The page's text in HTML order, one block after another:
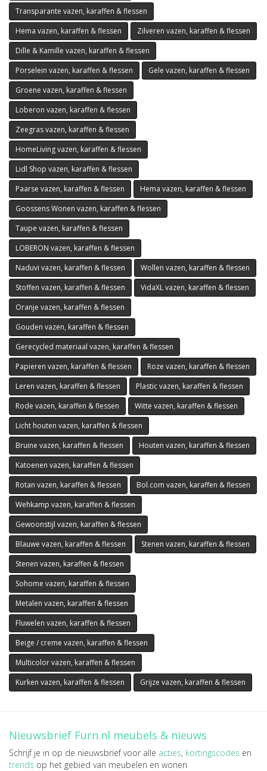
Transparante vazen, karaffen & flessen
Hema vazen, karaffen & flessen
Zilveren vazen, karaffen & flessen
Dille & Kamille vazen, karaffen & flessen
Porselein vazen, karaffen & flessen
Gele vazen, karaffen & flessen
Groene vazen, karaffen & flessen
Loberon vazen, karaffen & flessen
Zeegras vazen, karaffen & flessen
HomeLiving vazen, karaffen & flessen
Lidl Shop vazen, karaffen & flessen
Paarse vazen, karaffen & flessen
Hema vazen, karaffen & flessen
Goossens Wonen vazen, karaffen & flessen
Taupe vazen, karaffen & flessen
LOBERON vazen, karaffen & flessen
Naduvi vazen, karaffen & flessen
Wollen vazen, karaffen & flessen
Stoffen vazen, karaffen & flessen
VidaXL vazen, karaffen & flessen
Oranje vazen, karaffen & flessen
Gouden vazen, karaffen & flessen
Gerecycled materiaal vazen, karaffen & flessen
Papieren vazen, karaffen & flessen
Roze vazen, karaffen & flessen
Leren vazen, karaffen & flessen
Plastic vazen, karaffen & flessen
Rode vazen, karaffen & flessen
Witte vazen, karaffen & flessen
Licht houten vazen, karaffen & flessen
Bruine vazen, karaffen & flessen
Houten vazen, karaffen & flessen
Katoenen vazen, karaffen & flessen
Rotan vazen, karaffen & flessen
Bol.com vazen, karaffen & flessen
Wehkamp vazen, karaffen & flessen
Gewoonstijl vazen, karaffen & flessen
Blauwe vazen, karaffen & flessen
Stenen vazen, karaffen & flessen
Stenen vazen, karaffen & flessen
Sohome vazen, karaffen & flessen
Metalen vazen, karaffen & flessen
Fluwelen vazen, karaffen & flessen
Beige / creme vazen, karaffen & flessen
Multicolor vazen, karaffen & flessen
Kurken vazen, karaffen & flessen
Grijze vazen, karaffen & flessen
Nieuwsbrief Furn.nl meubels & nieuws
Schrijf je in op de nieuwsbrief voor alle acties, kortingscodes en
trends op het gebied van meubelen en wonen